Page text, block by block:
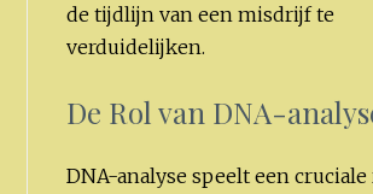
de tijdlijn van een misdrijf te
verduidelijken.
De Rol van DNA-
DNA-analyse speelt een